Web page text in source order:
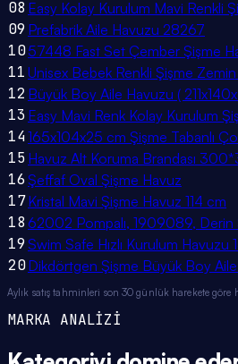
08 Easy Kolay Kurulum Mavi Renkli
09 Prefabrik Aile Havuzu 28267
1057448 Fast Set Çember Şişme
11 Unisex Bebek Renkli Şişme
12 Büyük Boy Aile Havuzu (
13 Easy Mavi Renk Kolay Kurulum
14165x104x25 cm Şişme Tabanlı
15 Havuz Alt Koruma Brandası
16 Şeffaf Oval Şişme Havuz
17Kristal Mavi Şişme Havuz 114 cm
18 62002 Pompalı, 1909089,
19 Swim Safe Hızlı Kurulum Havuzu
20Dikdörtgen Şişme Büyük Boy
Aylık satış tahminleri son 30 günlük harekete
MARKA ANALİZİ